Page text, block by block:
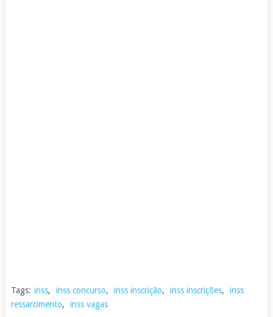
Tags: inss, inss concurso, inss inscrição, inss inscrições,
inss
ressarcimento, inss vagas